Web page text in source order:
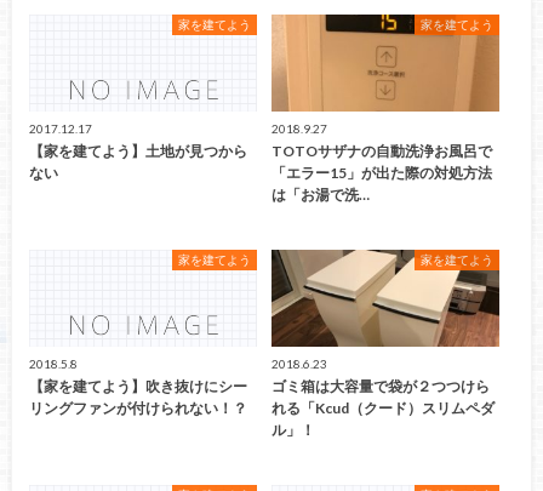
家を建てよう
2017.12.17
【家を建てよう】土地が見つから
ない
家を建てよう
2018.9.27
TOTOサザナの自動洗浄お風呂で
「エラー15」が出た際の対処方法
は「お湯で洗…
家を建てよう
2018.5.8
【家を建てよう】吹き抜けにシー
リングファンが付けられない！？
家を建てよう
2018.6.23
ゴミ箱は大容量で袋が２つつけら
れる「Kcud（クード）スリムペダ
ル」！